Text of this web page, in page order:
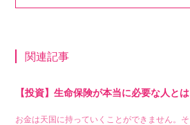
関連記事
【投資】生命保険が本当に必要な人とは
お金は天国に持っていくことができません。